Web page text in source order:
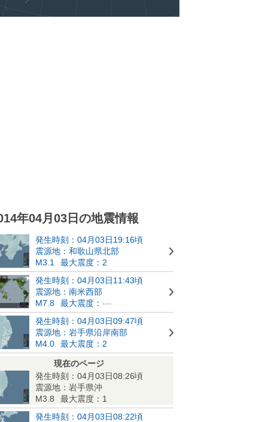
年04月03日の地震情報
発生時刻：04月03日19:16頃
震源地：和歌山県北部
M3.1
最大震度：2
発生時刻：04月03日11:43頃
震源地：南米西部
M7.8
最大震度： ---
発生時刻：04月03日09:47頃
震源地：岩手県沿岸南部
M4.0
最大震度：2
現在のページ
発生時刻：04月03日08:26頃
震源地：岩手県沖
M3.8
最大震度：1
発生時刻：04月03日08:22頃